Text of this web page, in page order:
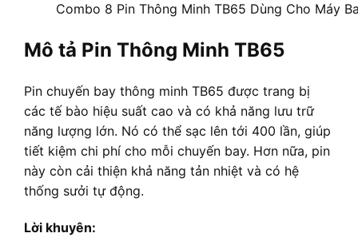
Combo 8 Pin Thông Minh TB65 Dùng Cho Máy
Mô tả Pin Thông Minh TB65
Pin chuyến bay thông minh TB65 được trang bị
các tế bào hiệu suất cao và có khả năng lưu trữ
năng lượng lớn. Nó có thể sạc lên tới 400 lần, giúp
tiết kiệm chi phí cho mỗi chuyến bay. Hơn nữa, pin
này còn cải thiện khả năng tản nhiệt và có hệ
thống sưởi tự động.
Lời khuyên: